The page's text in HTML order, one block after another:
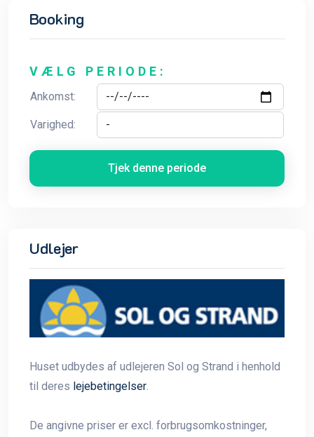
Booking
VÆLG PERIODE:
Ankomst:
Varighed:
Tjek denne periode
Udlejer
Huset udbydes af udlejeren Sol og Strand i henhold
til deres lejebetingelser
De angivne priser er excl. forbrugsomkostninger,